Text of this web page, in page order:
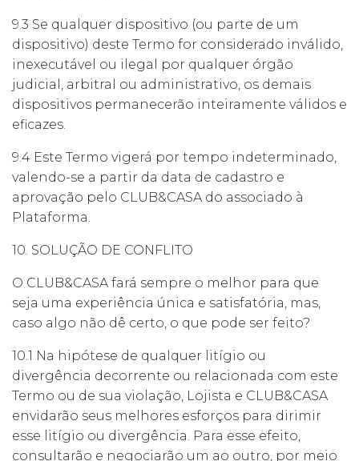
9.3 Se qualquer dispositivo (ou parte de um
dispositivo) deste Termo for considerado inválido,
inexecutável ou ilegal por qualquer órgão
judicial, arbitral ou administrativo, os demais
dispositivos permanecerão inteiramente válidos e
eficazes.
9.4 Este Termo vigerá por tempo indeterminado,
valendo-se a partir da data de cadastro e
aprovação pelo CLUB&CASA do associado à
Plataforma.
10. SOLUÇÃO DE CONFLITO
O CLUB&CASA fará sempre o melhor para que
seja uma experiência única e satisfatória, mas,
caso algo não dê certo, o que pode ser feito?
10.1 Na hipótese de qualquer litígio ou
divergência decorrente ou relacionada com este
Termo ou de sua violação, Lojista e CLUB&CASA
envidarão seus melhores esforços para dirimir
esse litígio ou divergência. Para esse efeito,
consultarão e negociarão um ao outro, por meio